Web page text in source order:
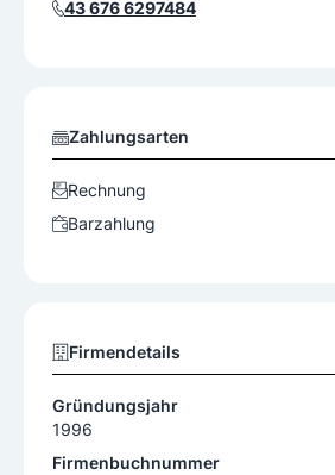
43 676 6297484
Zahlungsarten
Rechnung
Barzahlung
Firmendetails
Gründungsjahr
1996
Firmenbuchnummer